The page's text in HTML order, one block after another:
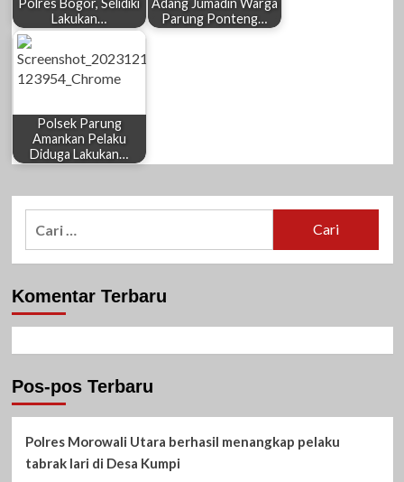
Polres Bogor, Selidiki
Lakukan…
Adang Jumadin Warga
Parung Ponteng…
Polsek Parung
Amankan Pelaku
Diduga Lakukan…
Komentar Terbaru
Pos-pos Terbaru
Polres Morowali Utara berhasil menangkap pelaku
tabrak lari di Desa Kumpi